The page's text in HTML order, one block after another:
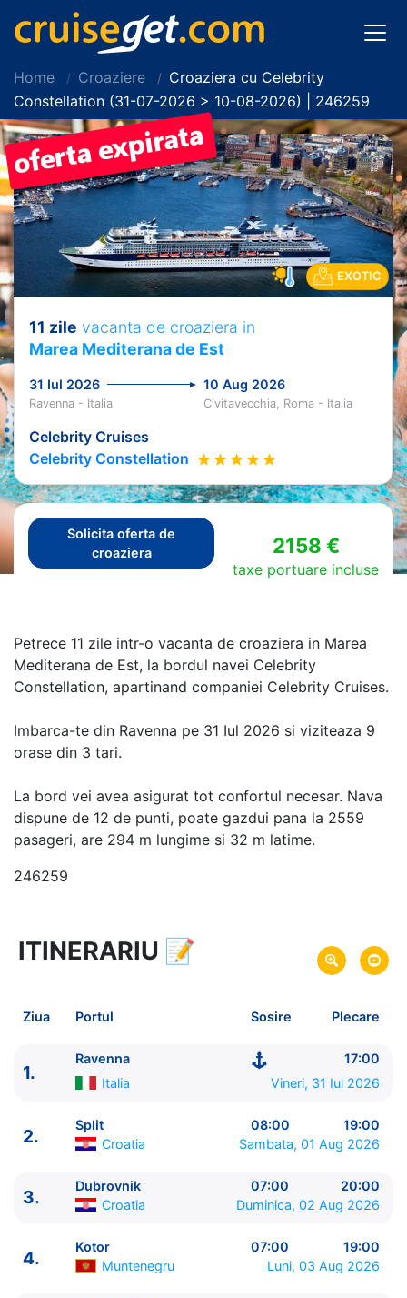
Home Croaziere
Croaziera cu Celebrity
Constellation (31-07-2026 > 10-08-2026) | 246259
EXOTIC
11 zile vacanta de croaziera in
Marea Mediterana de Est
31 Iul 2026 10 Aug 2026
Ravenna - Italia Civitavecchia, Roma - Italia
Celebrity Cruises
Celebrity Constellation
Solicita oferta de
croaziera
2158 €
taxe portuare incluse
Petrece 11 zile intr-o vacanta de croaziera in Marea
Mediterana de Est, la bordul navei Celebrity
Constellation, apartinand companiei Celebrity Cruises.
Imbarca-te din Ravenna pe 31 Iul 2026 si viziteaza 9
orase din 3 tari.
La bord vei avea asigurat tot confortul necesar. Nava
dispune de 12 de punti, poate gazdui pana la 2559
pasageri, are 294 m lungime si 32 m latime.
246259
11 zile vacanta de croaziera in
Marea Mediterana de Est -
Plecare pe 31 Iul 2026 din Ravenna, Italia
Celebrity Cruises
ITINERARIU 📝
Ziua Portul Sosire Plecare
1.
Ravenna
17:00
Italia
Vineri, 31 Iul 2026
2.
Split 08:00
19:00
Croatia
Sambata, 01 Aug 2026
3.
Dubrovnik 07:00
20:00
Croatia
Duminica, 02 Aug 2026
4.
Kotor 07:00
19:00
Muntenegru
Luni, 03 Aug 2026